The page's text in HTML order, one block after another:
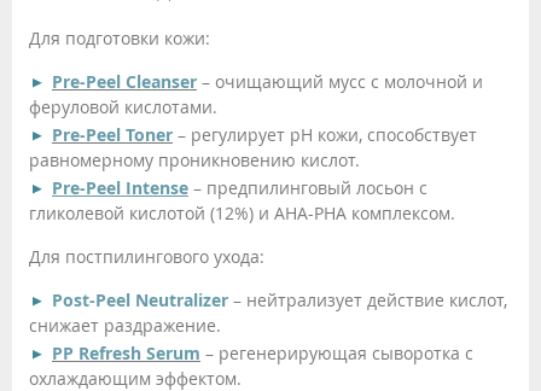
Для подготовки кожи:
Pre-Peel Cleanser – очищающий мусс с молочной и
феруловой кислотами.
Pre-Peel Toner – регулирует pH кожи, способствует
равномерному проникновению кислот.
Pre-Peel Intense – предпилинговый лосьон с
гликолевой кислотой (12%) и AHA-PHA комплексом.
Для постпилингового ухода:
Post-Peel Neutralizer – нейтрализует действие кислот,
снижает раздражение.
PP Refresh Serum – регенерирующая сыворотка с
охлаждающим эффектом.